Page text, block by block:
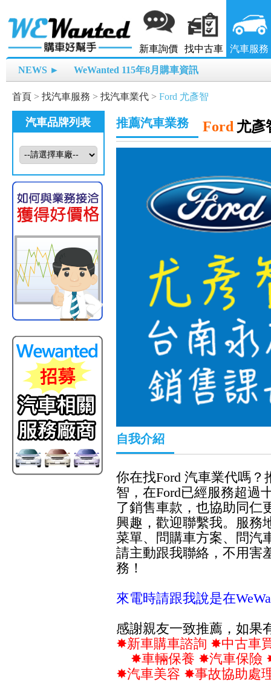
新車詢價 找中古車 汽車服務
NEWS ► WeWanted 115年8月購車資訊
首頁 > 找汽車服務 > 找汽車業代 > Ford 尤彥智
汽車品牌列表 推薦汽車業務 Ford 尤彥
自我介紹
你在找Ford 汽車業代嗎
智，在Ford已經服務超過
了銷售車款 ，也協助同仁
興趣，歡迎聯繫我。服務
菜單、問購車方案、問汽
請主動跟我聯絡，不用害
務！
來電時請跟我說是在
感謝親友一致推薦，如果
✸新車購車諮詢 ✸中古車
✸車輛保養 ✸汽車保險
✸汽車美容 ✸事故協助處